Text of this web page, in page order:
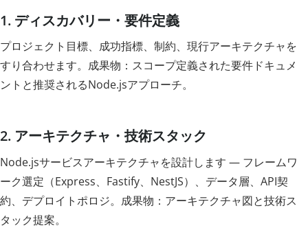
1. ディスカバリー・要件定義
プロジェクト目標、成功指標、制約、現行アーキテクチャを
すり合わせます。成果物：スコープ定義された要件ドキュメ
ントと推奨されるNode.jsアプローチ。
2. アーキテクチャ・技術スタック
Node.jsサービスアーキテクチャを設計します — フレームワ
ーク選定（Express、Fastify、NestJS）、データ層、API契
約、デプロイトポロジ。成果物：アーキテクチャ図と技術ス
タック提案。